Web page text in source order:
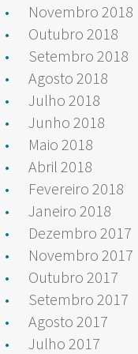
Novembro 2018
Outubro 2018
Setembro 2018
Agosto 2018
Julho 2018
Junho 2018
Maio 2018
Abril 2018
Fevereiro 2018
Janeiro 2018
Dezembro 2017
Novembro 2017
Outubro 2017
Setembro 2017
Agosto 2017
Julho 2017